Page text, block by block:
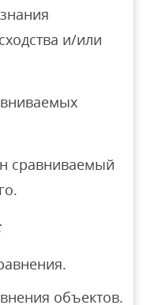
и/или
сравниваемый
объектов.